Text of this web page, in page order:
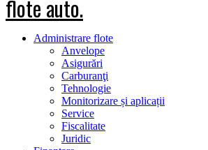
Administrare flote
Anvelope
Asigurări
Carburanţi
Tehnologie
Monitorizare și aplicații
Service
Fiscalitate
Juridic